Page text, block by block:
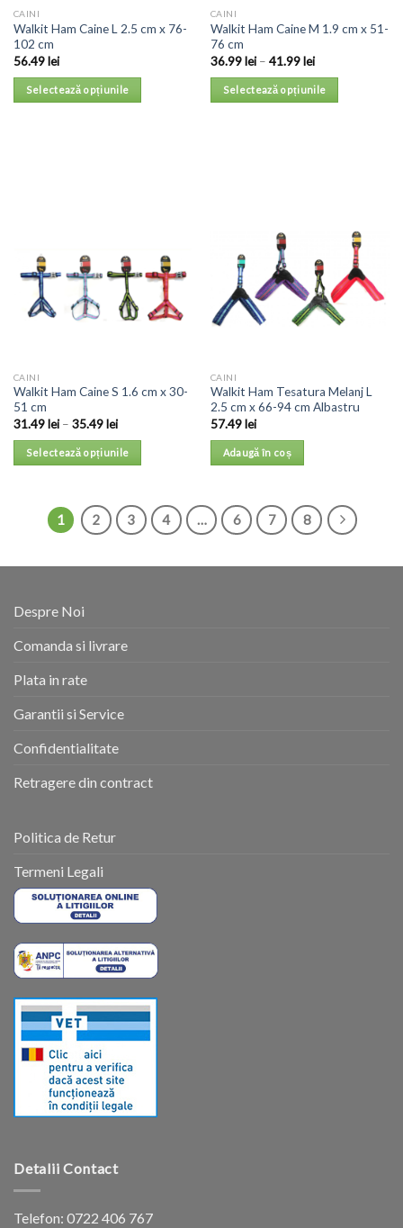
CAINI
Walkit Ham Caine L 2.5 cm x 76-
102 cm
56.49lei
Selectează opțiunile
CAINI
Walkit Ham Caine M 1.9 cm x 51-
76 cm
36.99lei– 41.99lei
Selectează opțiunile
CAINI
Walkit Ham Caine S 1.6 cm x 30-
51 cm
31.49lei– 35.49lei
Selectează opțiunile
CAINI
Walkit Ham Tesatura Melanj L
2.5 cm x 66-94 cm Albastru
57.49lei
Adaugă în coș
1 2 3 4 … 6 7 8
Despre Noi
Comanda si livrare
Plata in rate
Garantii si Service
Confidentialitate
Retragere din contract
Politica de Retur
Termeni Legali
Detalii Contact
Telefon: 0722 406 767